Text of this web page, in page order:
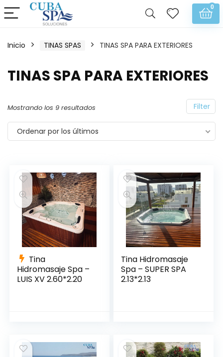
0
Inicio TINAS SPAS TINAS SPA PARA EXTERIORES
TINAS SPA PARA EXTERIORES
Filter
Mostrando los 9 resultados
Ordenar por los últimos
Tina
Hidromasaje Spa –
LUIS XV 2.60*2.20
Tina Hidromasaje
Spa – SUPER SPA
2.13*2.13